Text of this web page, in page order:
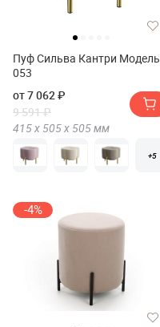
Пуф Сильва Кантри Модель
053
от 7 062 ₽
9 591 ₽
415 х 505 х 505мм
+5
-4%